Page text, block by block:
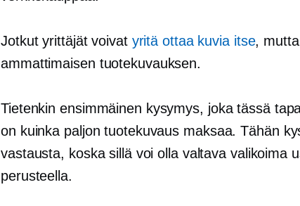
Jotkut yrittäjät voivat yritä ottaa kuvia itse,
ammattimaisen tuotekuvauksen.
Tietenkin ensimmäinen kysymys, joka tässä
on kuinka paljon tuotekuvaus maksaa. Tähän
vastausta, koska sillä voi olla valtava valikoima
perusteella.